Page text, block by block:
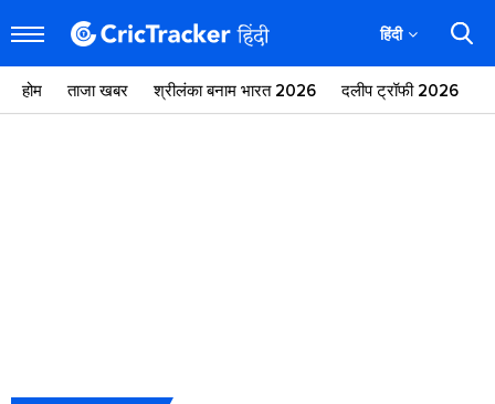
हिंदी
होम ताजा खबर श्रीलंका बनाम भारत 2026 दलीप ट्रॉफी 2026